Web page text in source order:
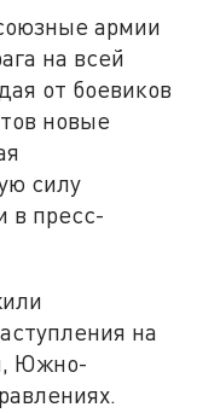
армии
на всей
от боевиков
новые
силу
в пресс-
на
Южно-